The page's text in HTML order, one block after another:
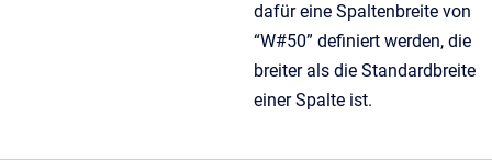
dafür eine Spaltenbreite von
“W#50” definiert werden, die
breiter als die Standardbreite
einer Spalte ist.